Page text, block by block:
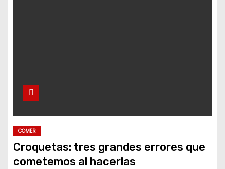
COMER
Croquetas: tres grandes errores que
cometemos al hacerlas